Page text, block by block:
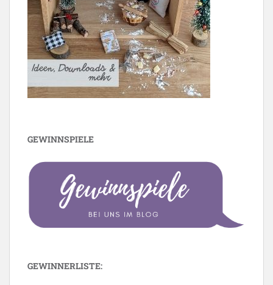
GEWINNSPIELE
GEWINNERLISTE: